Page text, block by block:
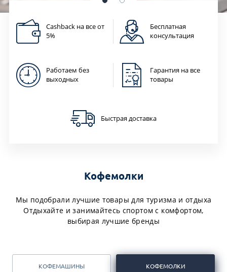
Cashback на все от
5%
Бесплатная
консультация
Работаем без
выходных
Гарантия на все
товары
Быстрая доставка
Кофемолки
Мы подобрали лучшие товары для туризма и отдыха
Отдыхайте и занимайтесь спортом с комфортом,
выбирая лучшие бренды
КОФЕМАШИНЫ КОФЕМОЛКИ